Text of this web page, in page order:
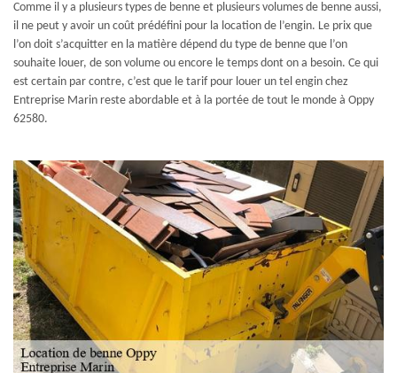
Comme il y a plusieurs types de benne et plusieurs volumes de benne aussi,
il ne peut y avoir un coût prédéfini pour la location de l’engin. Le prix que
l’on doit s’acquitter en la matière dépend du type de benne que l’on
souhaite louer, de son volume ou encore le temps dont on a besoin. Ce qui
est certain par contre, c’est que le tarif pour louer un tel engin chez
Entreprise Marin reste abordable et à la portée de tout le monde à Oppy
62580.